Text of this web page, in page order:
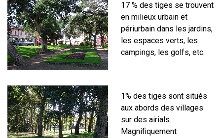
17 % des tiges se trouvent
en milieux urbain et
périurbain dans les jardins,
les espaces verts, les
campings, les golfs, etc.
1% des tiges sont situés
aux abords des villages
sur des airials.
Magnifiquement